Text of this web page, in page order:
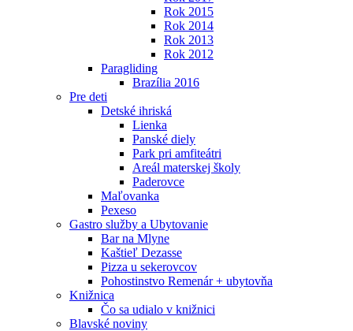
Rok 2015
Rok 2014
Rok 2013
Rok 2012
Paragliding
Brazília 2016
Pre deti
Detské ihriská
Lienka
Panské diely
Park pri amfiteátri
Areál materskej školy
Paderovce
Maľovanka
Pexeso
Gastro služby a Ubytovanie
Bar na Mlyne
Kaštieľ Dezasse
Pizza u sekerovcov
Pohostinstvo Remenár + ubytovňa
Knižnica
Čo sa udialo v knižnici
Blavské noviny